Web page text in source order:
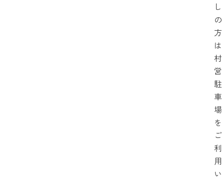
し
の
方
は
村
営
駐
車
場
を
ご
利
用
い